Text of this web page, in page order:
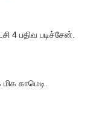
4 பதிவ படிச்சேன்.
காமெடி.